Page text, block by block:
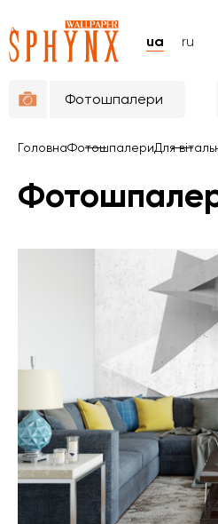
ua ru
Фотошпалери
ГоловнаФотошпалериДля